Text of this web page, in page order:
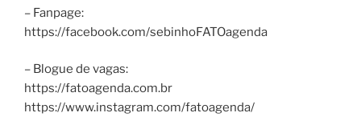
– Fanpage:
https://facebook.com/sebinhoFATOagenda
– Blogue de vagas:
https://fatoagenda.com.br
https://www.instagram.com/fatoagenda/